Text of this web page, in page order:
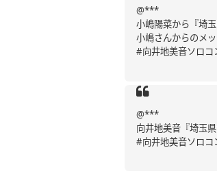
@***
小嶋陽菜から『埼
小嶋さんからのメ
#向井地美音ソロコ
@***
向井地美音『埼玉
#向井地美音ソロコ